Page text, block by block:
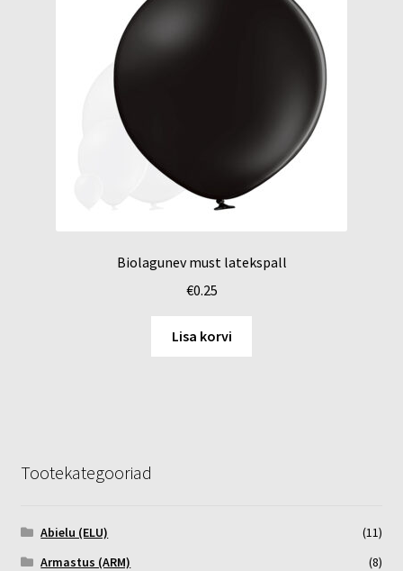
Biolagunev must latekspall
€0.25
Lisa korvi
Tootekategooriad
Abielu (ELU)
(11)
Armastus (ARM)
(8)